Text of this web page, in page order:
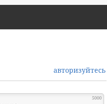
авторизуйтесь
5000